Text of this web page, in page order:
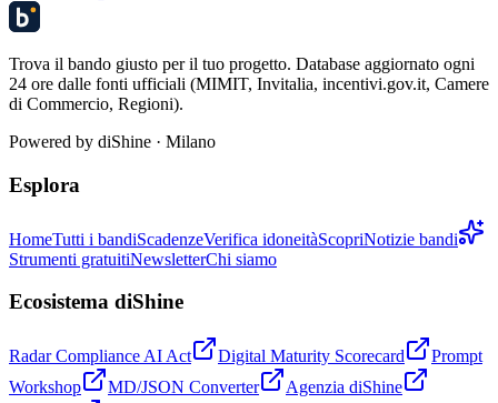
Trova il bando giusto per il tuo progetto. Database aggiornato ogni
24 ore dalle fonti ufficiali (MIMIT, Invitalia, incentivi.gov.it, Camere
di Commercio, Regioni).
Powered by diShine · Milano
Esplora
HomeTutti i bandiScadenzeVerifica idoneitàScopriNotizie bandi
Strumenti gratuitiNewsletterChi siamo
Ecosistema diShine
Radar Compliance AI Act Digital Maturity Scorecard
Prompt
Workshop
MD/JSON Converter Agenzia diShine